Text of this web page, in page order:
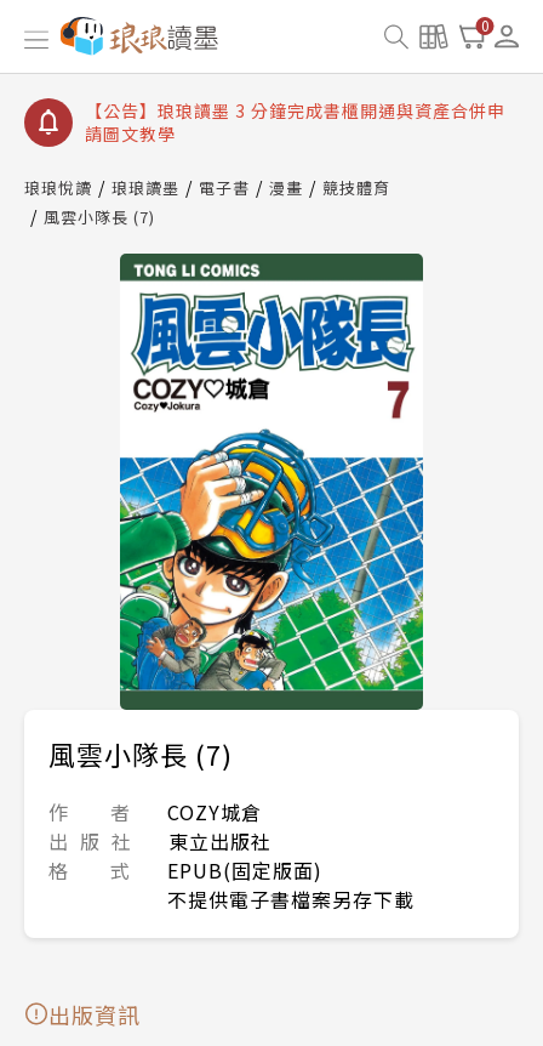
0
【公告】琅琅讀墨數位閱讀資產合併與書櫃開通申請
【公告】琅琅讀墨書櫃開通常見問題
【公告】琅琅讀墨 3 分鐘完成書櫃開通與資產合併申
請圖文教學
查詢
【公告】琅琅讀墨數位閱讀資產合併與書櫃開通申請
琅琅悅讀 琅琅讀墨 電子書 漫畫
競技體育
風雲小隊長 (7)
風雲小隊長 (7)
作 者
COZY城倉
出 版 社
東立出版社
格 式
EPUB(固定版面)
不提供電子書檔案另存下載
出版資訊